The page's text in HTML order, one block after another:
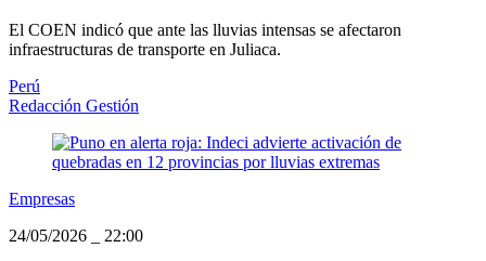
El COEN indicó que ante las lluvias intensas se afectaron
infraestructuras de transporte en Juliaca.
Perú
Redacción Gestión
Empresas
24/05/2026
22:00